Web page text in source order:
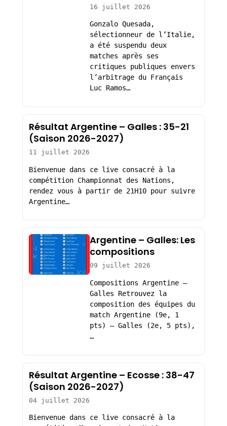
16 juillet 2026
Gonzalo Quesada,
sélectionneur de l’Italie,
a été suspendu deux
matches après ses
critiques publiques envers
l’arbitrage du Français
Luc Ramos…
Résultat Argentine – Galles : 35-21
(Saison 2026-2027)
11 juillet 2026
Bienvenue dans ce live consacré à la
compétition Championnat des Nations,
rendez vous à partir de 21H10 pour suivre
Argentine…
Argentine – Galles: Les
compositions
09 juillet 2026
Compositions Argentine –
Galles Retrouvez la
composition des équipes du
match Argentine (9e, 1
pts) – Galles (2e, 5 pts),
…
Résultat Argentine – Ecosse : 38-47
(Saison 2026-2027)
04 juillet 2026
Bienvenue dans ce live consacré à la